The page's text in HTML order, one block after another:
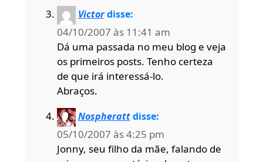
Victor disse:
04/10/2007 às 11:41 am
Dá uma passada no meu blog e veja
os primeiros posts. Tenho certeza
de que irá interessá-lo.
Abraços.
Nospheratt disse:
05/10/2007 às 4:25 pm
Jonny, seu filho da mãe, falando de